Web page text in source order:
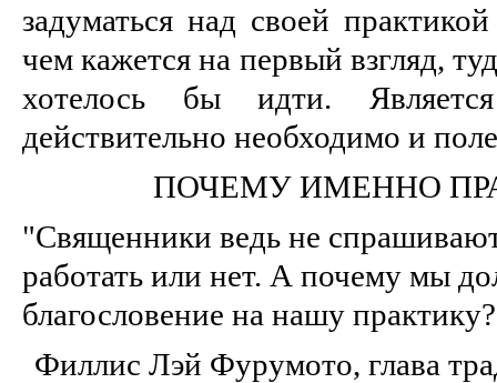
задуматься над своей
чем кажется на первый взгляд,
хотелось бы идти.
действительно необходимо и
ПОЧЕМУ ИМЕННО
"Священники ведь не
работать или нет. А почему мы
благословение на нашу
Филлис Лэй Фурумото, глава